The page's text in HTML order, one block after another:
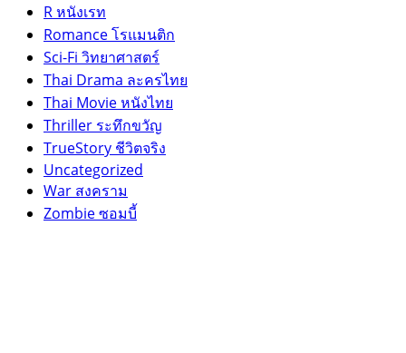
R หนังเรท
Romance โรแมนติก
Sci-Fi วิทยาศาสตร์
Thai Drama ละครไทย
Thai Movie หนังไทย
Thriller ระทึกขวัญ
TrueStory ชีวิตจริง
Uncategorized
War สงคราม
Zombie ซอมบี้